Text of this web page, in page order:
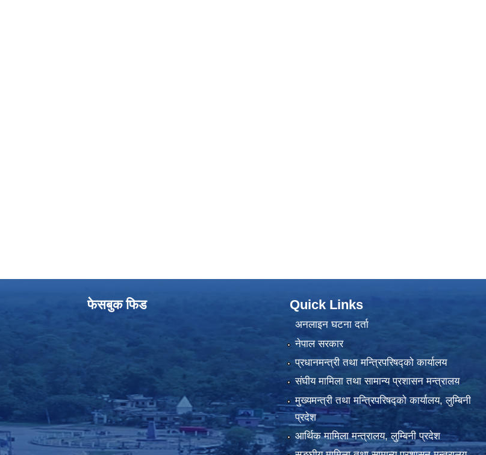
फेसबुक फिड Quick Links
अनलाइन घटना दर्ता
नेपाल सरकार
प्रधानमन्त्री तथा मन्त्रिपरिषद्को कार्यालय
संघीय मामिला तथा सामान्य प्रशासन मन्त्रालय
मुख्यमन्त्री तथा मन्त्रिपरिषद्को कार्यालय, लुम्बिनी
प्रदेश
आर्थिक मामिला मन्त्रालय, लुम्बिनी प्रदेश